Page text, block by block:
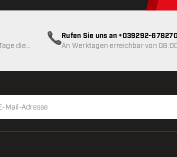
verfügbar
die
Rufen Sie uns an +039292-
An Werktagen erreichbar von